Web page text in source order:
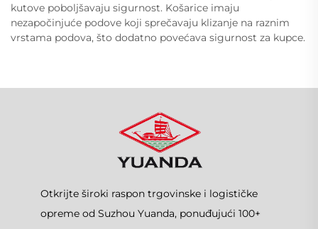
kutove poboljšavaju sigurnost. Košarice imaju
nezapočinjuće podove koji sprečavaju klizanje na raznim
vrstama podova, što dodatno povećava sigurnost za kupce.
Otkrijte široki raspon trgovinske i logističke
opreme od Suzhou Yuanda, ponuđujući 100+